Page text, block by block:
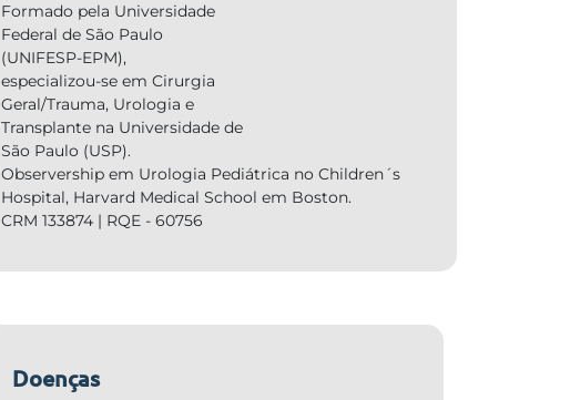
Formado pela Universidade
Federal de São Paulo
(UNIFESP-EPM),
especializou-se em Cirurgia
Geral/Trauma, Urologia e
Transplante na Universidade de
São Paulo (USP).
Observership em Urologia Pediátrica no Children´s
Hospital, Harvard Medical School em Boston.
CRM 133874 | RQE - 60756
Doenças